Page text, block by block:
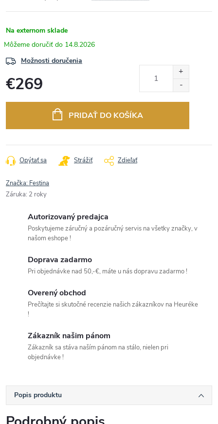
Na externom sklade
14.8.2026
Možnosti doručenia
€269
PRIDAŤ DO KOŠÍKA
Opýtať sa Strážiť Zdieľať
Značka: Festina
Záruka: 2 roky
Autorizovaný predajca
Poskytujeme záručný a pozáručný servis na všetky značky, v
našom eshope !
Doprava zadarmo
Pri objednávke nad 50,-€, máte u nás dopravu zadarmo !
Overený obchod
Prečítajte si skutočné recenzie našich zákazníkov na Heuréke
!
Zákazník našim pánom
Zákazník sa stáva naším pánom na stálo, nielen pri
objednávke !
Popis produktu